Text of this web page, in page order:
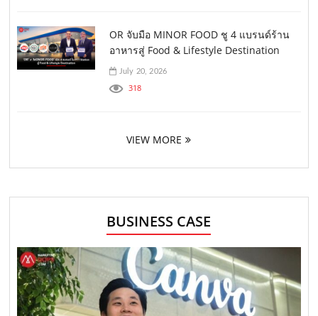
OR จับมือ MINOR FOOD ชู 4 แบรนด์ร้าน
อาหารสู่ Food & Lifestyle Destination
July 20, 2026
318
VIEW MORE
BUSINESS CASE